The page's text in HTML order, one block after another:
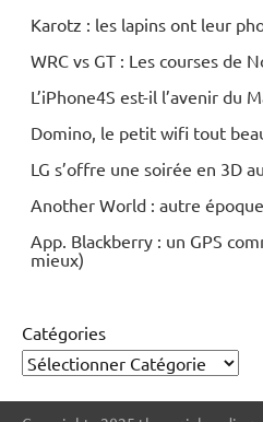
Karotz : les lapins ont leur
WRC vs GT : Les courses de
L’iPhone4S est-il l’avenir du
Domino, le petit wifi tout
LG s’offre une soirée en 3D
Another World : autre
App. Blackberry : un GPS
mieux)
Catégories